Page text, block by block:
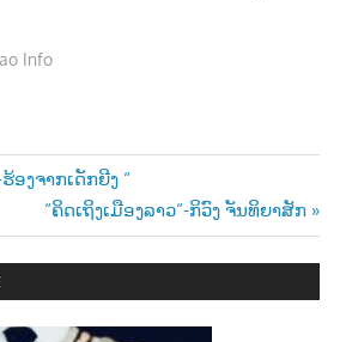
Info
ອງຈາກເດັກຍີງ “
Next
Post:
“ຄິດເຖິງເມືອງລາວ“-ກິວົງ ຈັນທິຍາສັກ